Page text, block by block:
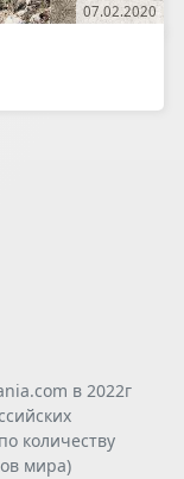
07.02.2020
в 2022г
количеству
мира)